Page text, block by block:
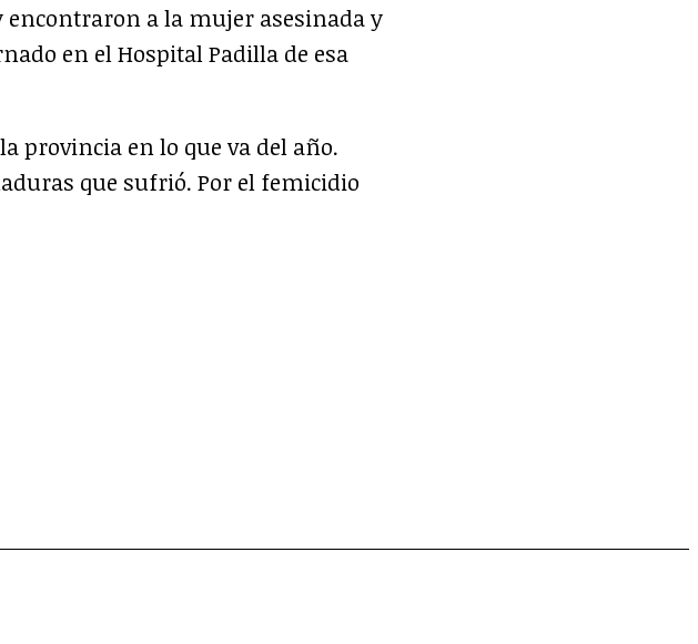
a la mujer asesinada y
en el Hospital Padilla de esa
provincia en lo que va del año.
que sufrió. Por el femicidio